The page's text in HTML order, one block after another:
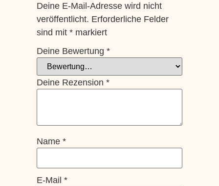
Deine E-Mail-Adresse wird nicht
veröffentlicht. Erforderliche Felder
sind mit *markiert
Deine Bewertung *
Deine Rezension *
Name *
E-Mail *